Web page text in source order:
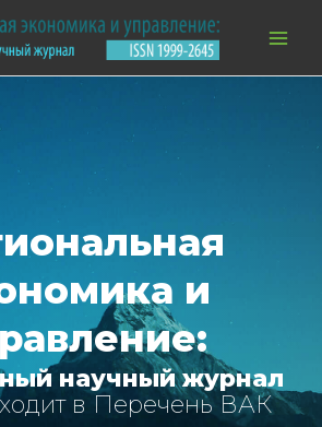
и
научный журнал
в Перечень ВАК